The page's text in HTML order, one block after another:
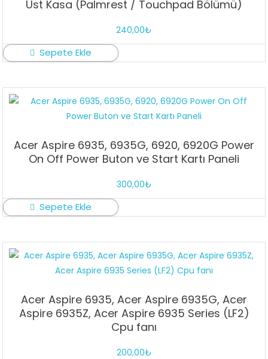
Üst Kasa (Palmrest / Touchpad Bölümü)
240,00₺
Sepete Ekle
Acer Aspire 6935, 6935G, 6920, 6920G Power
On Off Power Buton ve Start Kartı Paneli
300,00₺
Sepete Ekle
Acer Aspire 6935, Acer Aspire 6935G, Acer
Aspire 6935Z, Acer Aspire 6935 Series (LF2)
Cpu fanı
200,00₺